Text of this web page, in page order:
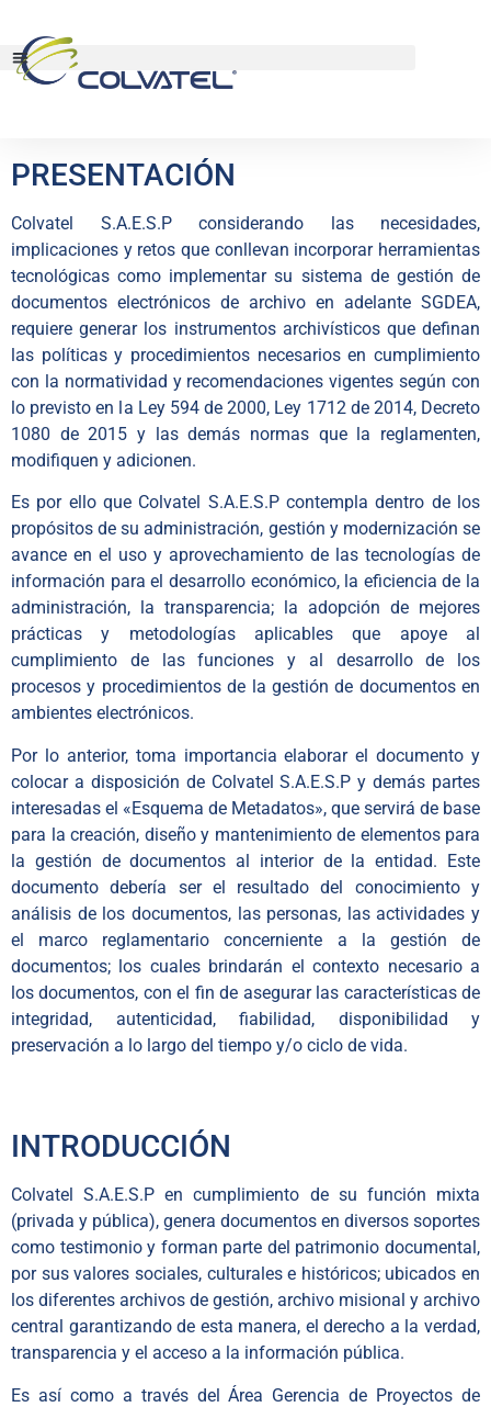
ESQUEMA DE METADATOS
PRESENTACIÓN
Colvatel S.A.E.S.P considerando las necesidades,
implicaciones y retos que conllevan incorporar herramientas
tecnológicas como implementar su sistema de gestión de
documentos electrónicos de archivo en adelante SGDEA,
requiere generar los instrumentos archivísticos que definan
las políticas y procedimientos necesarios en cumplimiento
con la normatividad y recomendaciones vigentes según con
lo previsto en la Ley 594 de 2000, Ley 1712 de 2014, Decreto
1080 de 2015 y las demás normas que la reglamenten,
modifiquen y adicionen.
Es por ello que Colvatel S.A.E.S.P contempla dentro de los
propósitos de su administración, gestión y modernización se
avance en el uso y aprovechamiento de las tecnologías de
información para el desarrollo económico, la eficiencia de la
administración, la transparencia; la adopción de mejores
prácticas y metodologías aplicables que apoye al
cumplimiento de las funciones y al desarrollo de los
procesos y procedimientos de la gestión de documentos en
ambientes electrónicos.
Por lo anterior, toma importancia elaborar el documento y
colocar a disposición de Colvatel S.A.E.S.P y demás partes
interesadas el «Esquema de Metadatos», que servirá de base
para la creación, diseño y mantenimiento de elementos para
la gestión de documentos al interior de la entidad. Este
documento debería ser el resultado del conocimiento y
análisis de los documentos, las personas, las actividades y
el marco reglamentario concerniente a la gestión de
documentos; los cuales brindarán el contexto necesario a
los documentos, con el fin de asegurar las características de
integridad, autenticidad, fiabilidad, disponibilidad y
preservación a lo largo del tiempo y/o ciclo de vida.
INTRODUCCIÓN
Colvatel S.A.E.S.P en cumplimiento de su función mixta
(privada y pública), genera documentos en diversos soportes
como testimonio y forman parte del patrimonio documental,
por sus valores sociales, culturales e históricos; ubicados en
los diferentes archivos de gestión, archivo misional y archivo
central garantizando de esta manera, el derecho a la verdad,
transparencia y el acceso a la información pública.
Es así como a través del Área Gerencia de Proyectos de